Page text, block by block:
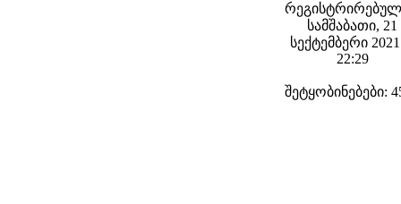
სამშაბათი, 21
სექტემბერი
22:29
შეტყობინებები: